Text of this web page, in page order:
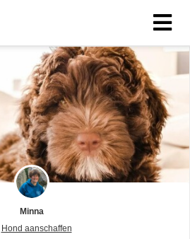
Minna
Hond aanschaffen